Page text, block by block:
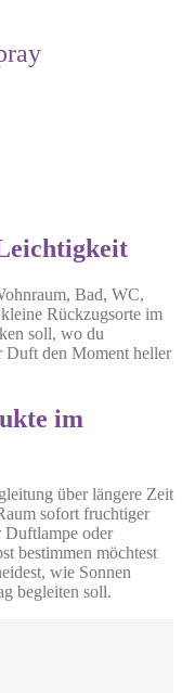
Bad, WC,
Rückzugsorte im
soll, wo du
Duft den Moment heller
im
über längere Zeit
sofort fruchtiger
Duftlampe oder
bestimmen möchtest
wie Sonnen
begleiten soll.